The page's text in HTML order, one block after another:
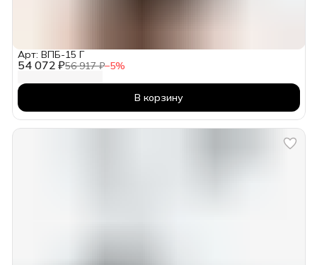
54 072 ₽56 917 ₽−5%
Арт: ВПБ-15 Г
В корзину